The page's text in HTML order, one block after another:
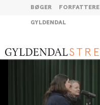
BØGER FORFATTERE
GYLDENDAL